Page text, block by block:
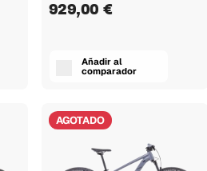
929,00 €
Añadir al
comparador
AGOTADO